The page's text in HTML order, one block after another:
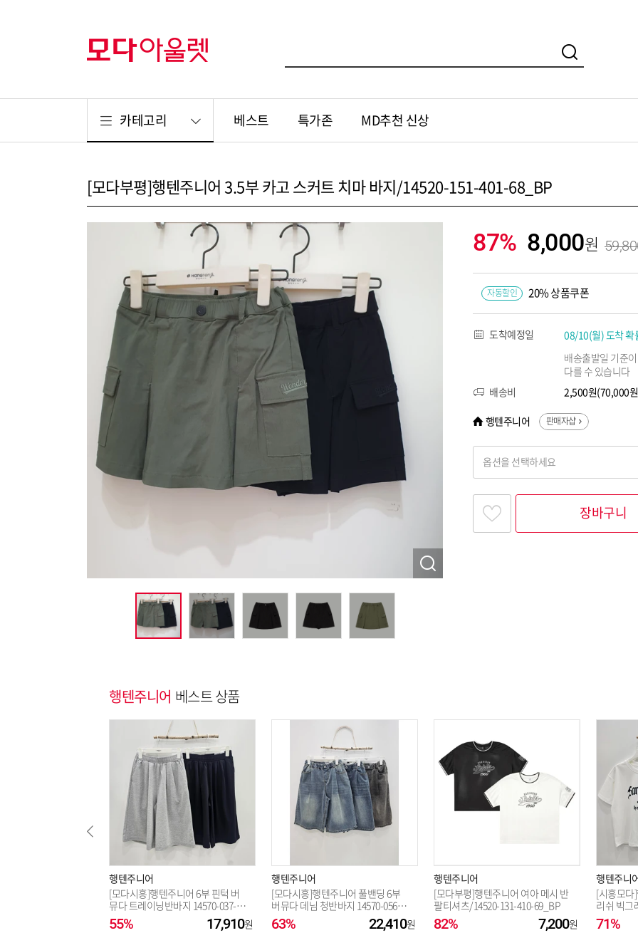
카테고리 베스트 특가존 MD추천 신상
[모다부평]행텐주니어 3.5부 카고 스커트 치마 바지/14520-151-401-68_BP
87% 8,000
자동할인 20% 상품쿠폰
도착예정일 08/10(월) 도착 확
배송출발일 기준
다를 수 있습니다
배송비
2,500원(70,000
행텐주니어 판매자샵
옵션을 선택하세요
찾고싶은 옵션명을 입력해 주세요
옵션명 1
장바구니
행텐주니어 베스트 상품
행텐주니어
[모다시흥]행텐주니어 6부 핀턱 버
뮤다 트레이닝반바지 14570-037-40
4-31_SH
55% 17,910
행텐주니어
[모다시흥]행텐주니어 풀밴딩 6부
버뮤다 데님 청반바지 14570-056-4
02-10_SH
63% 22,410
행텐주니어
[모다부평]행텐주니어 여아 메시 반
팔티셔츠/14520-131-410-69_BP
82% 7,200
행텐주니
[시흥모다
리쉬 빅그
31-404-
71%